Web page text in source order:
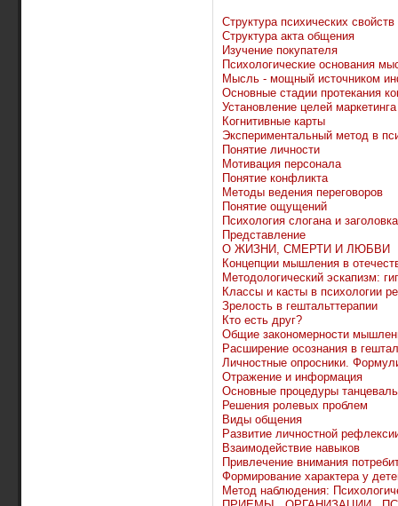
Структура психических
Структура акта общения
Изучение покупателя
Психологические основания
Мысль - мощный источником
Основные стадии протекания
Установление целей маркетинга
Когнитивные карты
Экспериментальный метод в
Понятие личности
Мотивация персонала
Понятие конфликта
Методы ведения переговоров
Понятие ощущений
Психология слогана и
Представление
О ЖИЗНИ, СМЕРТИ И ЛЮБВИ
Концепции мышления в
Методологический эскапизм:
Классы и касты в психологии
Зрелость в гештальттерапии
Кто есть друг?
Общие закономерности
Расширение осознания в
Личностные опросники.
Отражение и информация
Основные процедуры
Решения ролевых проблем
Виды общения
Развитие личностной
Взаимодействие навыков
Привлечение внимания
Формирование характера у
Метод наблюдения: